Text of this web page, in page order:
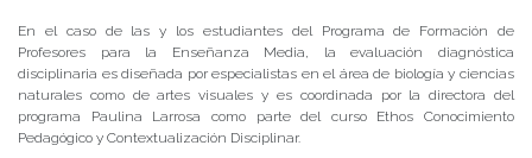
​En el caso de las y los estudiantes del Programa de Formación de
Profesores para la Enseñanza Media, la evaluación diagnóstica
disciplinaria es diseñada por especialistas en el área de biología y ciencias
naturales como de artes visuales y es coordinada por la directora del
programa Paulina Larrosa como parte del curso Ethos Conocimiento
Pedagógico y Contextualización Disciplinar.